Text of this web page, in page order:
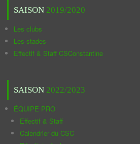
SAISON 2019/2020
Les clubs
Les stades
Effectif & Staff CSConstantine
SAISON 2022/2023
ÉQUIPE PRO
Effectif & Staff
Calendrier du CSC